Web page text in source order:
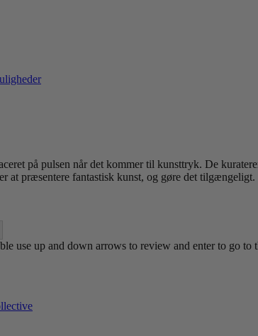
på pulsen når det kommer til kunsttryk. De
at præsentere fantastisk kunst, og gøre det tilgængeligt.
use up and down arrows to review and enter to go